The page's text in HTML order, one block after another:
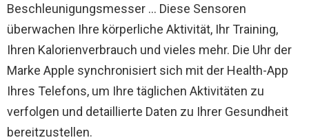
Beschleunigungsmesser … Diese Sensoren
überwachen Ihre körperliche Aktivität, Ihr Training,
Ihren Kalorienverbrauch und vieles mehr. Die Uhr der
Marke Apple synchronisiert sich mit der Health-App
Ihres Telefons, um Ihre täglichen Aktivitäten zu
verfolgen und detaillierte Daten zu Ihrer Gesundheit
bereitzustellen.